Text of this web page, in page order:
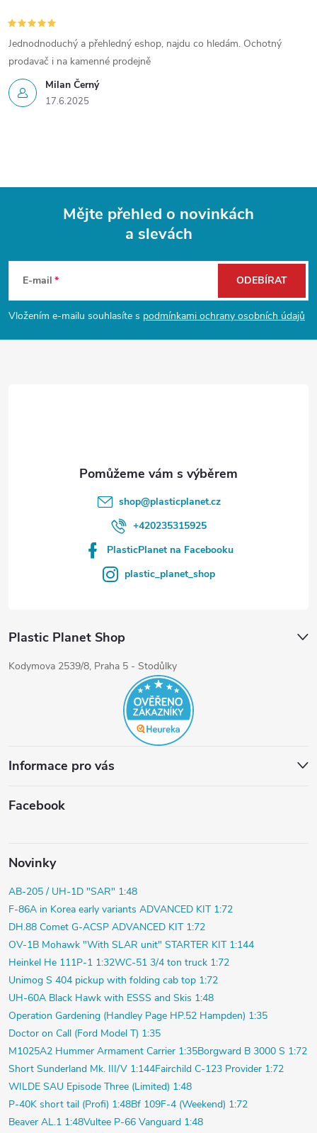
s
u
Milan Černý
17.6.2025
Jednodnoduchý a přehledný eshop, najdu co hledám. Ochotný
prodavač i na kamenné prodejně
p
a
Mějte přehled o novinkách
a slevách
E-mail
Vložením e-mailu souhlasíte s podmínkami ochrany osobních údajů
ODEBÍRAT
shop@plasticplanet.cz
+420235315925
PlasticPlanet na Facebooku
plastic_planet_shop
Plastic Planet Shop
Kodymova 2539/8, Praha 5 - Stodůlky
Informace pro vás
Facebook
Novinky
AB-205 / UH-1D "SAR" 1:48
F-86A in Korea early variants ADVANCED KIT 1:72
DH.88 Comet G-ACSP ADVANCED KIT 1:72
OV-1B Mohawk "With SLAR unit" STARTER KIT 1:144
Heinkel He 111P-1 1:32WC-51 3/4 ton truck 1:72
Unimog S 404 pickup with folding cab top 1:72
UH-60A Black Hawk with ESSS and Skis 1:48
Operation Gardening (Handley Page HP.52 Hampden) 1:35
Doctor on Call (Ford Model T) 1:35
M1025A2 Hummer Armament Carrier 1:35Borgward B 3000 S 1:72
Short Sunderland Mk. III/V 1:144Fairchild C-123 Provider 1:72
WILDE SAU Episode Three (Limited) 1:48
P-40K short tail (Profi) 1:48Bf 109F-4 (Weekend) 1:72
Beaver AL.1 1:48Vultee P-66 Vanguard 1:48